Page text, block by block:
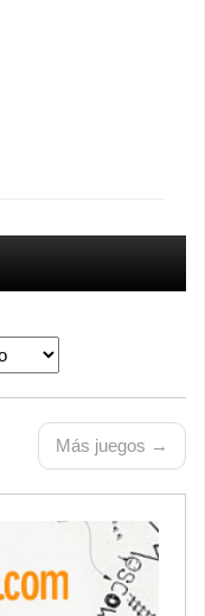
Más juegos →